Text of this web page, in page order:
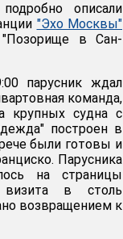
описали
"Эхо Москвы"
в Сан-
парусник ждал
команда,
крупных судна с
построен в
были готовы и
Парусника
на страницы
в столь
возвращением к